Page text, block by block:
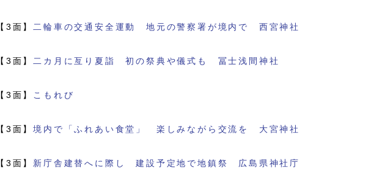
【3面】 二輪車の交通安全運動 地元の警察署が境内で 西宮神社
【3面】 二カ月に亙り夏詣 初の祭典や儀式も 冨士浅間神社
【3面】 こもれび
【3面】境内で「ふれあい食堂」 楽しみながら交流を 大宮神社
【3面】 新庁舎建替へに際し 建設予定地で地鎮祭 広島県神社庁